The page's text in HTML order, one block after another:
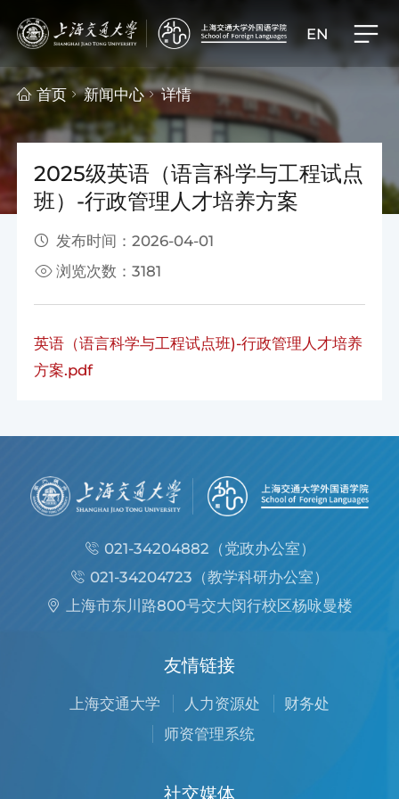
EN
首页 新闻中心 详情
2025级英语（语言科学与工程试点
班）-行政管理人才培养方案
发布时间：2026-04-01
浏览次数：3181
英语（语言科学与工程试点班)-行政管理人才培养
方案.pdf
021-34204882（党政办公室）
021-34204723（教学科研办公室）
上海市东川路800号交大闵行校区杨咏曼楼
友情链接
上海交通大学 人力资源处
财务处
师资管理系统
社交媒体